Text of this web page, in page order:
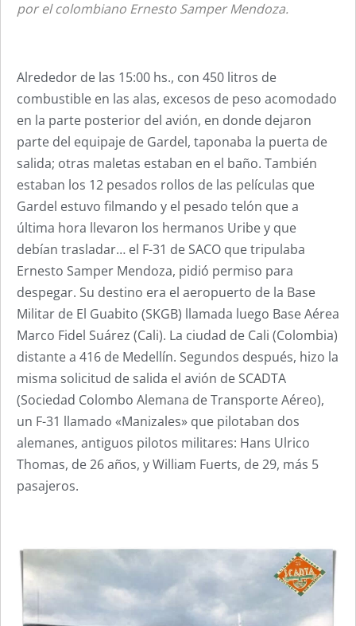
por el colombiano Ernesto Samper Mendoza.
Alrededor de las 15:00 hs., con 450 litros de
combustible en las alas, excesos de peso acomodado
en la parte posterior del avión, en donde dejaron
parte del equipaje de Gardel, taponaba la puerta de
salida; otras maletas estaban en el baño. También
estaban los 12 pesados rollos de las películas que
Gardel estuvo filmando y el pesado telón que a
última hora llevaron los hermanos Uribe y que
debían trasladar… el F-31 de SACO que tripulaba
Ernesto Samper Mendoza, pidió permiso para
despegar. Su destino era el aeropuerto de la Base
Militar de El Guabito (SKGB) llamada luego Base Aérea
Marco Fidel Suárez (Cali). La ciudad de Cali (Colombia)
distante a 416 de Medellín. Segundos después, hizo la
misma solicitud de salida el avión de SCADTA
(Sociedad Colombo Alemana de Transporte Aéreo),
un F-31 llamado «Manizales» que pilotaban dos
alemanes, antiguos pilotos militares: Hans Ulrico
Thomas, de 26 años, y William Fuerts, de 29, más 5
pasajeros.